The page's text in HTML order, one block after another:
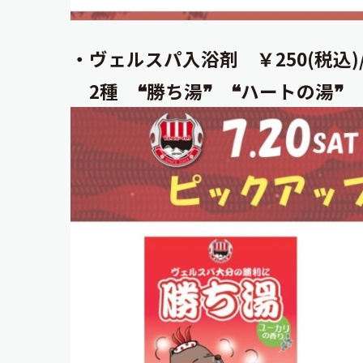
・ヴェルスパ入浴剤 ￥250(税込
2種 ❝勝ち湯❞ ❝ハートの湯❞